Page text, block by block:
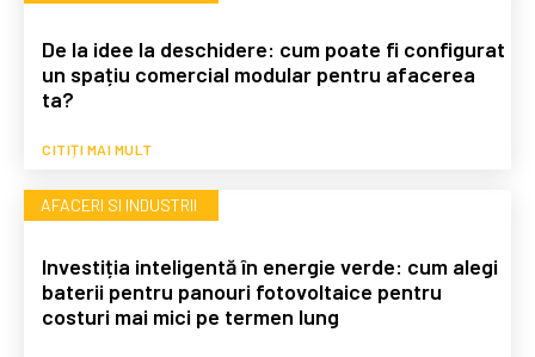
De la idee la deschidere: cum poate fi configurat
un spațiu comercial modular pentru afacerea
ta?
CITIȚI MAI MULT
AFACERI SI INDUSTRII
Investiția inteligentă în energie verde: cum alegi
baterii pentru panouri fotovoltaice pentru
costuri mai mici pe termen lung